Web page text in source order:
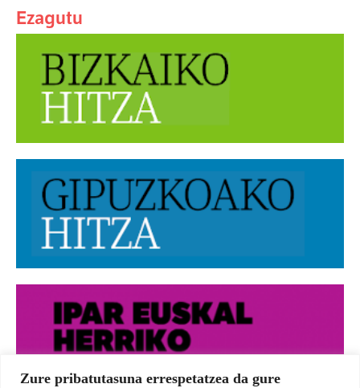
Zure pribatutasuna errespetatzea da gure
Ezagutu